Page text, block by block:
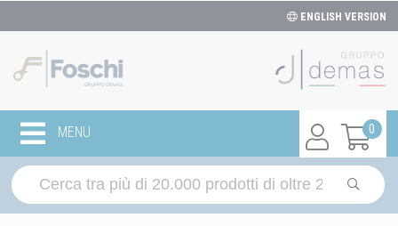
ENGLISH VERSION
0
MENU